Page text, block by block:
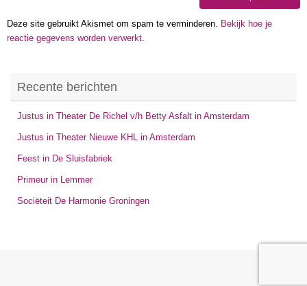
Deze site gebruikt Akismet om spam te verminderen.
Bekijk hoe je
reactie gegevens worden verwerkt
Recente berichten
Justus in Theater De Richel v/h Betty Asfalt in Amsterdam
Justus in Theater Nieuwe KHL in Amsterdam
Feest in De Sluisfabriek
Primeur in Lemmer
Sociëteit De Harmonie Groningen